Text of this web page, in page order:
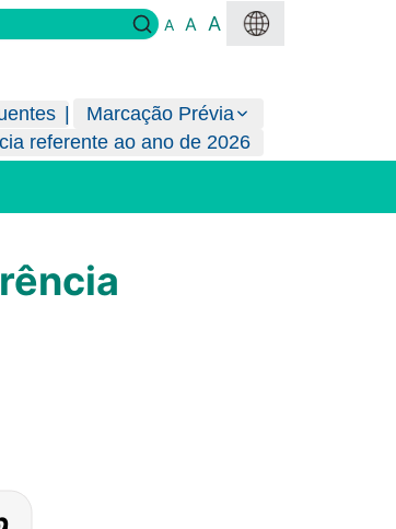
A A A
Marcação Prévia
referente ao ano de 2026